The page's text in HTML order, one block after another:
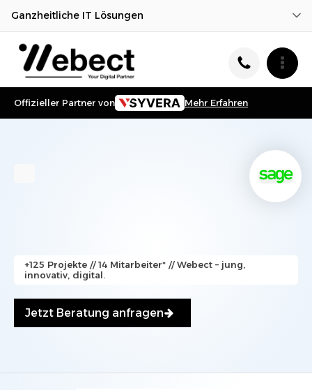
Ganzheitliche IT Lösungen
Offizieller Partner von Mehr Erfahren
+125 Projekte // 14 Mitarbeiter* // Webect – jung,
innovativ, digital.
Jetzt Beratung anfragen